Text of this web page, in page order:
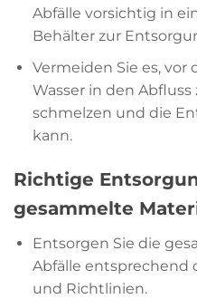
Abfälle vorsichtig in
Behälter zur
Vermeiden Sie es,
Wasser in den
schmelzen und die
kann.
Richtige
gesammelte
Entsorgen Sie die
Abfälle entsprechend
und Richtlinien.